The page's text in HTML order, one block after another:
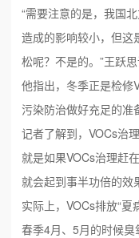
“需要注意的是，我国
造成的影响较小，但这
松呢？不是的。”王跃思
他指出，冬季正是检修
污染防治做好充足的准
记者了解到，VOCs治
就是如果VOCs治理赶
就会起到事半功倍的效
实际上，VOCs排放“夏
春季4月、5月的时候